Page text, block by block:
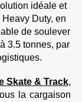
idéale et
Duty, en
de soulever
3.5 tonnes, par
Skate & Track,
la cargaison